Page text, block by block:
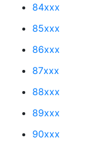
84xxx
85xxx
86xxx
87xxx
88xxx
89xxx
90xxx